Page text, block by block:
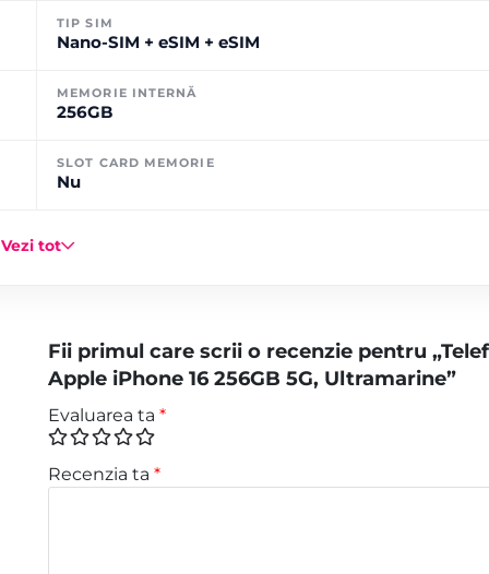
TIP SIM
Nano-SIM + eSIM + eSIM
MEMORIE INTERNĂ
256GB
SLOT CARD MEMORIE
Nu
Vezi tot
Fii primul care scrii o recenzie pentru
Apple iPhone 16 256GB 5G, Ultramarine”
Evaluarea ta *
Recenzia ta *